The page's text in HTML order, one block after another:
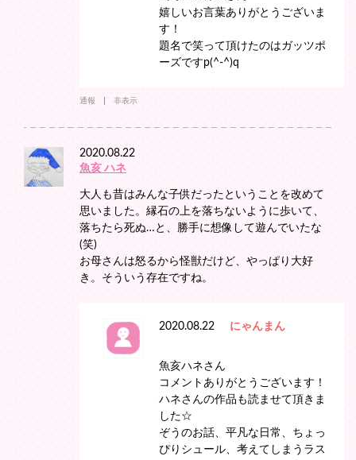
嬉しいお言葉ありがとうございま
す！
題名で笑って頂けたのはガッツポ
ーズですp(^-^)q
通報 非表示
2020.08.22
魚亥 ハネ
大人も昔はみんな子供だったということを改めて
思いました。縁石の上を落ちないように歩いて、
落ちたら死ぬ…と、勝手に想像して遊んでいたな
(笑)
お母さんは怒るから怪獣だけど、やっぱり大好
き。そういう存在ですね。
2020.08.22 にゃんまん
魚亥ハネさん
コメントありがとうございます！
ハネさんの作品も読ませて頂きま
した☆
ぞうのお話、平凡な日常、ちょっ
ぴりシュール、考えてしまうラス